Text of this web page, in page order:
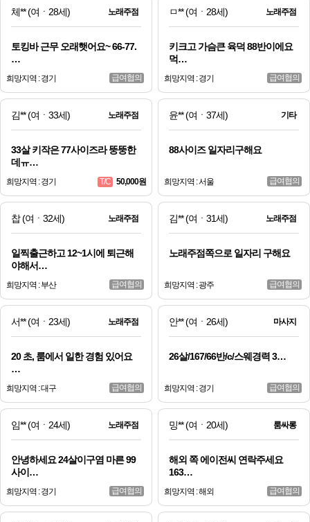
체**(여ㆍ28세) 노래주점
토킹바 근무 오래햇어요~ 66-77.
…
희망지역 : 경기 급여협의
ㅁ**(여ㆍ28세) 노래주점
키크고 가슴큰 육덕 88반이에요
먹…
희망지역 : 경기 급여협의
김**(여ㆍ33세) 노래주점
33살 키작은 77사이즈라 뚱뚱한
데ㅠ…
희망지역 : 경기 T/C 50,000원
윤**(여ㆍ37세) 기타
88사이즈 일자리구해요
희망지역 : 서울 급여협의
찹(여ㆍ32세) 노래주점
일찍출근하고 12~1시에 퇴근해
야해서…
희망지역 : 부산 급여협의
김**(여ㆍ31세) 노래주점
노래주점쪽으로 일자리 구해요
희망지역 : 광주 급여협의
서**(여ㆍ23세) 노래주점
20 초, 룸에서 일한 경험 있어요
…
희망지역 : 대구 급여협의
안**(여ㆍ26세) 마사지
26살/167/66반/c/스웨경력 3…
희망지역 : 경기 급여협의
임**(여ㆍ24세) 노래주점
안녕하세요 24살이구염 마른 99
사이…
희망지역 : 경기 급여협의
밍**(여ㆍ20세) 룸싸롱
해외 쪽 에이전씨 연락주세요
163…
희망지역 : 해외 급여협의